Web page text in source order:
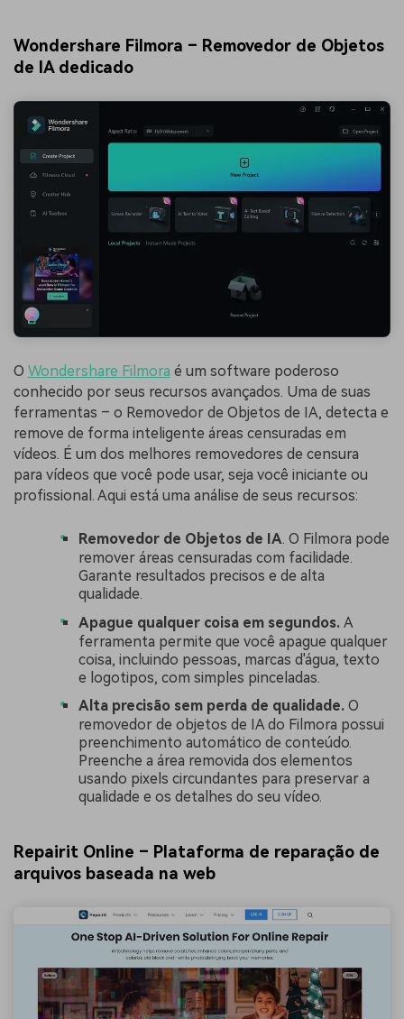
Wondershare Filmora – Removedor de Objetos
de IA dedicado
O Wondershare Filmora é um software poderoso
conhecido por seus recursos avançados. Uma de suas
ferramentas – o Removedor de Objetos de IA, detecta e
remove de forma inteligente áreas censuradas em
vídeos. É um dos melhores removedores de censura
para vídeos que você pode usar, seja você iniciante ou
profissional. Aqui está uma análise de seus recursos:
Removedor de Objetos de IA. O Filmora pode
remover áreas censuradas com facilidade.
Garante resultados precisos e de alta
qualidade.
Apague qualquer coisa em segundos. A
ferramenta permite que você apague qualquer
coisa, incluindo pessoas, marcas d'água, texto
e logotipos, com simples pinceladas.
Alta precisão sem perda de qualidade. O
removedor de objetos de IA do Filmora possui
preenchimento automático de conteúdo.
Preenche a área removida dos elementos
usando pixels circundantes para preservar a
qualidade e os detalhes do seu vídeo.
Repairit Online – Plataforma de reparação de
arquivos baseada na web